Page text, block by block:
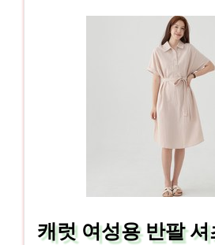
캐럿 여성용 반팔